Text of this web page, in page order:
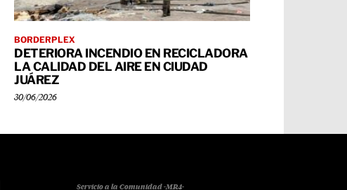
BORDERPLEX
DETERIORA INCENDIO EN RECICLADORA
LA CALIDAD DEL AIRE EN CIUDAD
JUÁREZ
30/06/2026
Servicio a la Comunidad -MR4-